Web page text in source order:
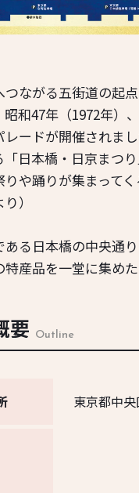
つながる五街道の起
和47年（1972年）
ードが開催されま
日本橋・日京まつ
や踊りが集まってく
）
ある日本橋の中央通
産品を一堂に集め
要 Outline
東京都中